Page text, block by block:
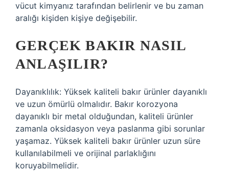
vücut kimyanız tarafından belirlenir ve bu zaman
aralığı kişiden kişiye değişebilir.
GERÇEK BAKIR NASIL
ANLAŞILIR?
Dayanıklılık: Yüksek kaliteli bakır ürünler dayanıklı
ve uzun ömürlü olmalıdır. Bakır korozyona
dayanıklı bir metal olduğundan, kaliteli ürünler
zamanla oksidasyon veya paslanma gibi sorunlar
yaşamaz. Yüksek kaliteli bakır ürünler uzun süre
kullanılabilmeli ve orijinal parlaklığını
koruyabilmelidir.